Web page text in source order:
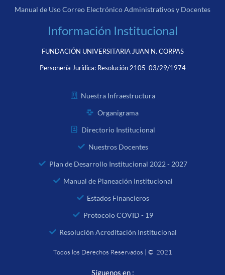
Manual de Uso Correo Electrónico Administrativos y Docentes
Información Institucional
FUNDACIÓN UNIVERSITARIA JUAN N. CORPAS
Personería Jurídica: Resolución 2105 03/29/1974
Nuestra Infraestructura
Organigrama
Directorio Institucional
Nuestros Docentes
Plan de Desarrollo Institucional 2022 - 2027
Manual de Planeación Institucional
Estados Financieros
Protocolo COVID - 19
Resolución Acreditación Institucional
Todos los Derechos Reservados | © 2021
Síguenos en :